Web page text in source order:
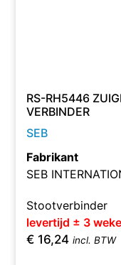
RS-RH5446
VERBINDER
SEB
Fabrikant
SEB
Stootverbinder
levertijd ± 3
€ 16,24 incl. BTW